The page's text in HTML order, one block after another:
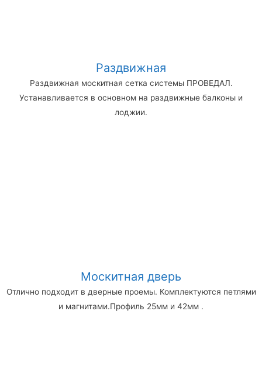
Раздвижная
Раздвижная москитная сетка системы ПРОВЕДАЛ.
Устанавливается в основном на раздвижные балконы и
лоджии.
Москитная дверь
Отлично подходит в дверные проемы. Комплектуются петлями
и магнитами.Профиль 25мм и 42мм .